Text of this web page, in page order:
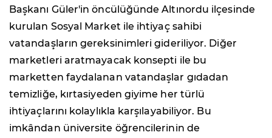
Başkanı Güler'in öncülüğünde Altınordu ilçesinde
kurulan Sosyal Market ile ihtiyaç sahibi
vatandaşların gereksinimleri gideriliyor. Diğer
marketleri aratmayacak konsepti ile bu
marketten faydalanan vatandaşlar gıdadan
temizliğe, kırtasiyeden giyime her türlü
ihtiyaçlarını kolaylıkla karşılayabiliyor. Bu
imkândan üniversite öğrencilerinin de